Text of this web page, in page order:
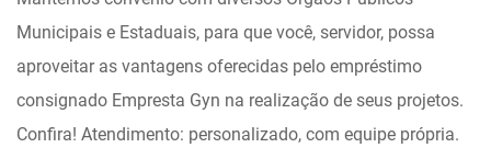
Municipais e Estaduais, para que você, servidor, possa
aproveitar as vantagens oferecidas pelo empréstimo
consignado Empresta Gyn na realização de seus projetos.
Confira! Atendimento: personalizado, com equipe própria.